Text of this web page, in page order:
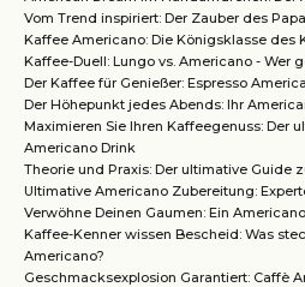
Vom Trend inspiriert: Der Zauber des
Kaffee Americano: Die Königsklasse des
Kaffee-Duell: Lungo vs. Americano - Wer
Der Kaffee für Genießer: Espresso
Der Höhepunkt jedes Abends: Ihr
Maximieren Sie Ihren Kaffeegenuss: Der
Americano Drink
Theorie und Praxis: Der ultimative Guide
Ultimative Americano Zubereitung:
Verwöhne Deinen Gaumen: Ein
Kaffee-Kenner wissen Bescheid: Was
Americano?
Geschmacksexplosion Garantiert: Caffè